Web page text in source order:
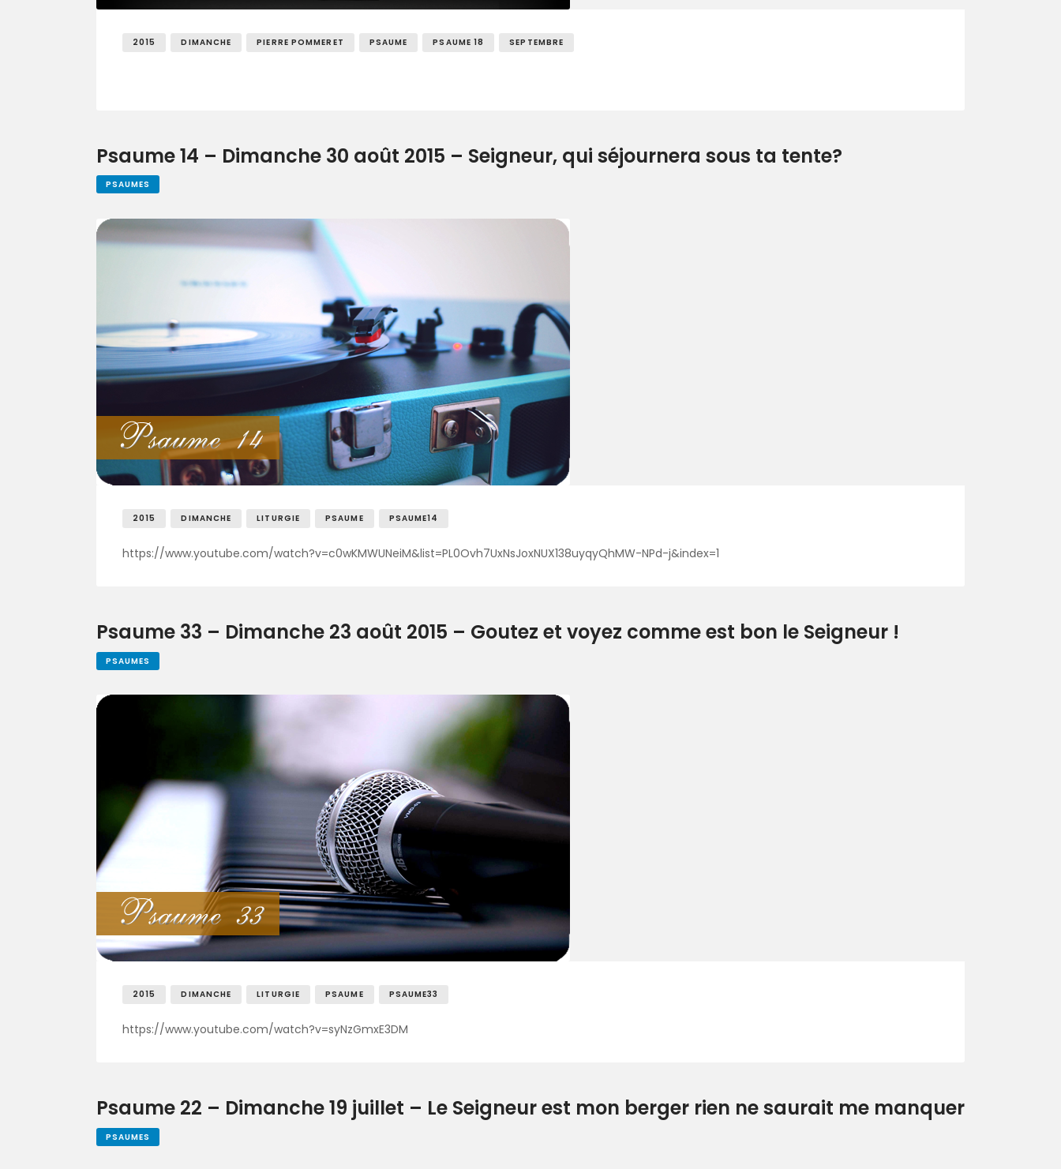
2015 DIMANCHE PIERRE POMMERET PSAUME PSAUME 18 SEPTEMBRE
Psaume 14 – Dimanche 30 août 2015 – Seigneur, qui séjournera sous ta tente?
PSAUMES
2015 DIMANCHE LITURGIE PSAUME PSAUME14
https://www.youtube.com/watch?v=c0wKMWUNeiM&list=PL0Ovh7UxNsJoxNUX138uyqyQhMW-NPd-j&index=1
Psaume 33 – Dimanche 23 août 2015 – Goutez et voyez comme est bon le Seigneur !
PSAUMES
2015 DIMANCHE LITURGIE PSAUME PSAUME33
https://www.youtube.com/watch?v=syNzGmxE3DM
Psaume 22 – Dimanche 19 juillet – Le Seigneur est mon berger rien ne saurait me manquer
PSAUMES